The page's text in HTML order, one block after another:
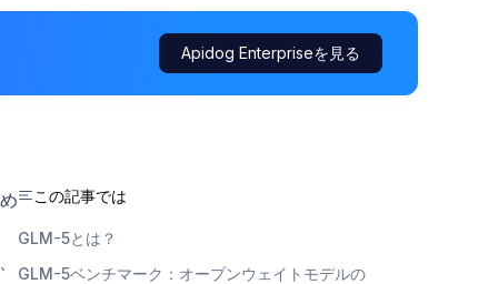
Apidog Enterpriseを見る
この記事では
GLM-5とは？
GLM-5ベンチマーク：オープンウェイトモデルの